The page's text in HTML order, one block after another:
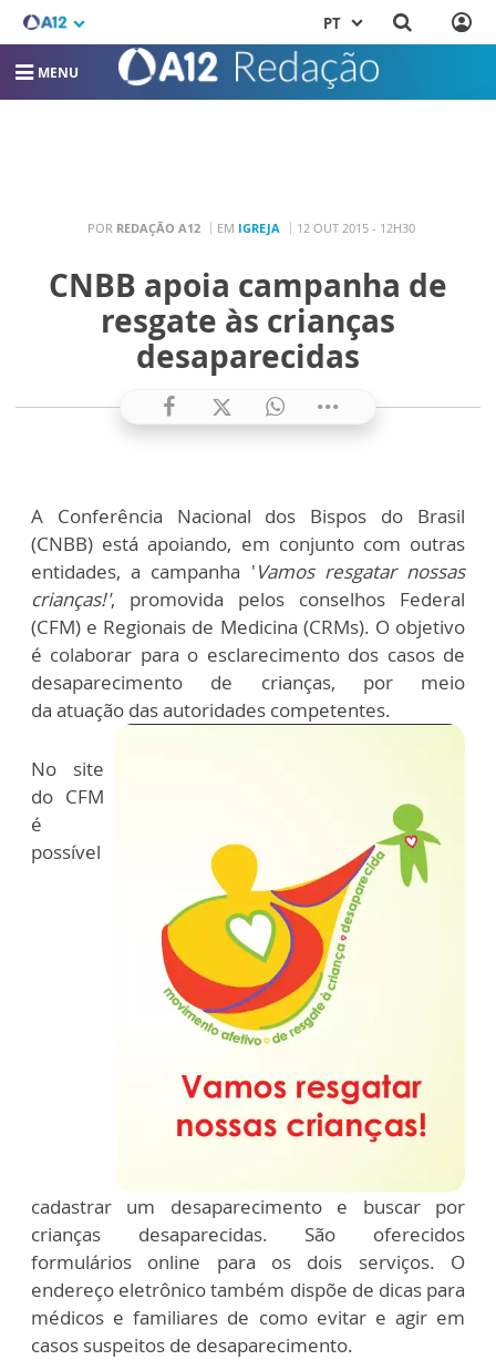
PT
MENU
POR REDAÇÃO A12 EM IGREJA 12 OUT 2015 - 12H30
CNBB apoia campanha de
resgate às crianças
desaparecidas
A Conferência Nacional dos Bispos do Brasil
(CNBB) está apoiando, em conjunto com outras
entidades, a campanha 'Vamos resgatar nossas
crianças!', promovida pelos conselhos Federal
(CFM) e Regionais de Medicina (CRMs). O objetivo
é colaborar para o esclarecimento dos casos de
desaparecimento de crianças, por meio
da atuação das autoridades competentes.
No site
do CFM
é
possível
cadastrar um desaparecimento e buscar por
crianças desaparecidas. São oferecidos
formulários online para os dois serviços. O
endereço eletrônico também dispõe de dicas para
médicos e familiares de como evitar e agir em
casos suspeitos de desaparecimento.